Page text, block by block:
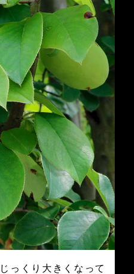
っくり大きくなって